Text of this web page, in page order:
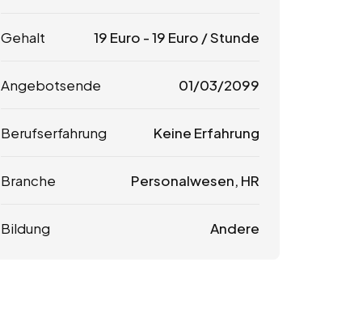
Gehalt 19 Euro -19 Euro / Stunde
Angebotsende 01/03/2099
Berufserfahrung Keine Erfahrung
Branche Personalwesen, HR
Bildung Andere